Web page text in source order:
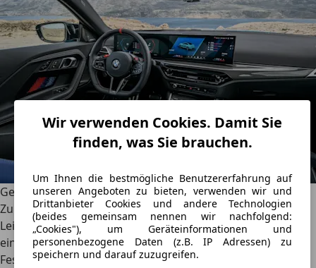
Wir verwenden Cookies. Damit Sie
finden, was Sie brauchen.
Um Ihnen die bestmögliche Benutzererfahrung auf
unseren Angeboten zu bieten, verwenden wir und
Drittanbieter Cookies und andere Technologien
(beides gemeinsam nennen wir nachfolgend:
„Cookies"), um Geräteinformationen und
personenbezogene Daten (z.B. IP Adressen) zu
speichern und darauf zuzugreifen.
Gewohnte Serienausstattung und neue Farben
Zur Serienausstattung des M2 mit M xDrive gehören M
Leichtmetallräder in 19 Zoll vorn und 20 Zoll hinten sowie
eine M Compound-Bremsanlage mit Sechs-Kolben-
Festsätteln an der Vorderachse und Ein-Kolben-Bremsen